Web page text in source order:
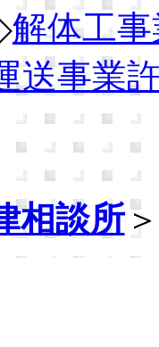
解体工
送事業
相談所